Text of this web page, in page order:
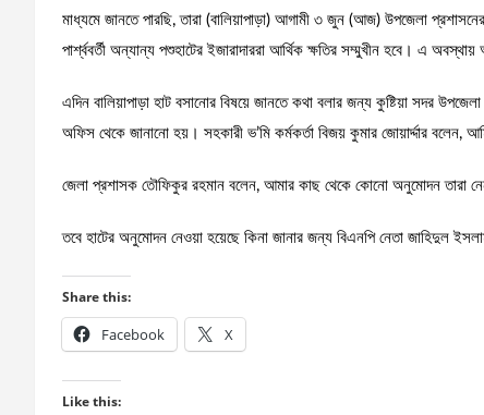
মাধ্যমে জানতে পারছি, তারা (বালিয়াপাড়া) আগামী ৩ জুন (আজ) উপজেলা
পার্শ্ববর্তী অন্যান্য পশুহাটের ইজারাদাররা আর্থিক ক্ষতির সম্মুখীন হবে। এ
এদিন বালিয়াপাড়া হাট বসানোর বিষয়ে জানতে কথা বলার জন্য কুষ্টিয়া সদর
অফিস থেকে জানানো হয়। সহকারী ভ’মি কর্মকর্তা বিজয় কুমার জোয়ার্দ্দার বলেন,
জেলা প্রশাসক তৌফিকুর রহমান বলেন, আমার কাছ থেকে কোনো অনুমোদন তারা
তবে হাটের অনুমোদন নেওয়া হয়েছে কিনা জানার জন্য বিএনপি নেতা জাহিদুল
Share this:
Facebook X
Like this: